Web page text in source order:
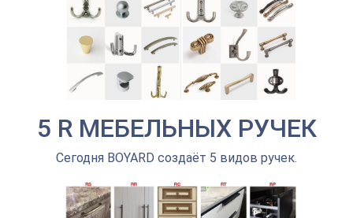
5 R МЕБЕЛЬНЫХ РУЧЕК
Сегодня BOYARD создаёт 5 видов ручек.